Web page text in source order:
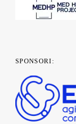
SPONSORI: